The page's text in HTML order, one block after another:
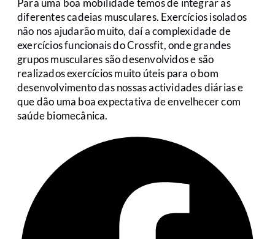
Para uma boa mobilidade temos de integrar as
diferentes cadeias musculares. Exercícios isolados
não nos ajudarão muito, daí a complexidade de
exercícios funcionais do Crossfit, onde grandes
grupos musculares são desenvolvidos e são
realizados exercícios muito úteis para o bom
desenvolvimento das nossas actividades diárias e
que dão uma boa expectativa de envelhecer com
saúde biomecânica.